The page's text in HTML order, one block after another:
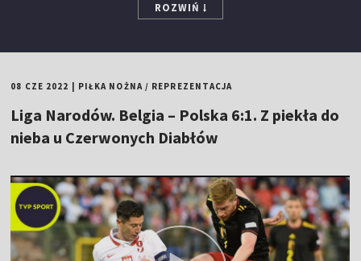
ROZWIŃ
08 CZE 2022 PIŁKA NOŻNA/ REPREZENTACJA
Liga Narodów. Belgia – Polska 6:1. Z piekła do
nieba u Czerwonych Diabłów